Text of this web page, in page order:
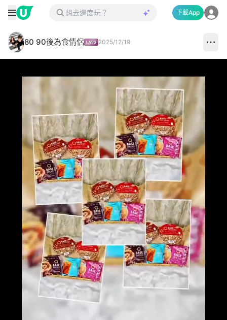
下載App
80 90後為食情侶 2025/12/19